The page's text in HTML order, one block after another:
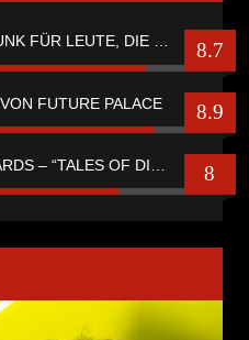
REVIEW: SOKO LINX – „PUNK FÜR LEUTE, DIE PUNK HASZEN“ 8.7
FUTURE PALACE 8.9
8